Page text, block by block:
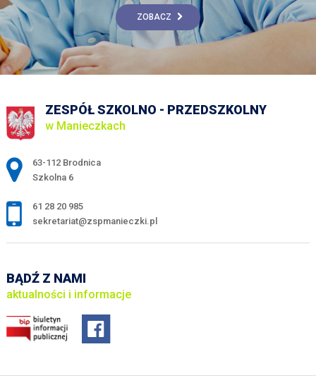
ZOBACZ
ZESPÓŁ SZKOLNO - PRZEDSZKOLNY
w Manieczkach
Adres pocztowy:
63-112 Brodnica
Szkolna 6
61 28 20 985
sekretariat@zspmanieczki.pl
BĄDŹ Z NAMI
aktualności i informacje